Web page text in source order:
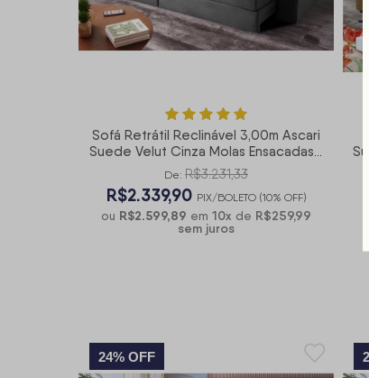
Sofá Retrátil Reclinável 3,00m Ascari
Suede Velut Cinza Molas Ensacadas -
King House
De: R$3.231,33
R$2.339,90 PIX/BOLETO (10% OFF)
ou R$2.599,89 em 10x de R$259,99
sem juros
24% OFF